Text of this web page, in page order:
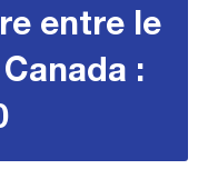
entre le
: